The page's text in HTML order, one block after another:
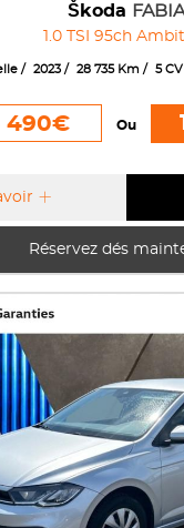
Škoda FABIA
1.0 TSI 95ch
2023 28 735 Km 5
490€ Ou
Réservez dés